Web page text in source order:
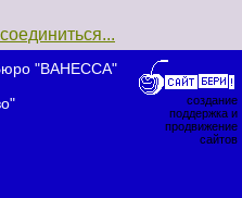
"ВАНЕССА"
создание
поддержка и
продвижение
сайтов